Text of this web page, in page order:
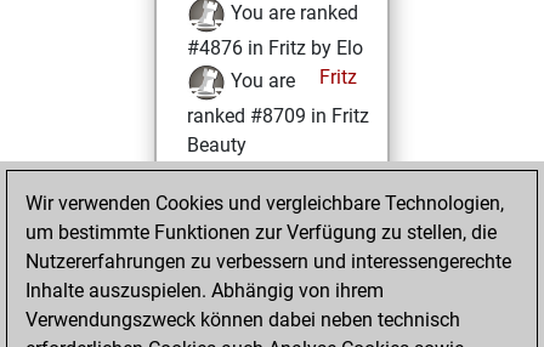
You are ranked
#4876 in Fritz by Elo
Fritz
You are
ranked #8709 in Fritz
Beauty
Dienstag, Juni 15,
2021
You won
against Fritz
Fritz
Wir verwenden Cookies und vergleichbare Technologien,
um bestimmte Funktionen zur Verfügung zu stellen, die
Nutzererfahrungen zu verbessern und interessengerechte
Inhalte auszuspielen. Abhängig von ihrem
Verwendungszweck können dabei neben technisch